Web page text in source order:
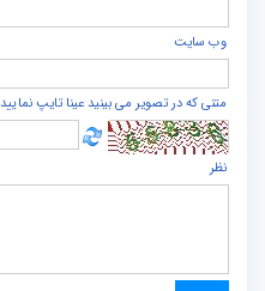
وب سایت
متنی که در تصویر می بینید عینا تایپ نمایید
نظر